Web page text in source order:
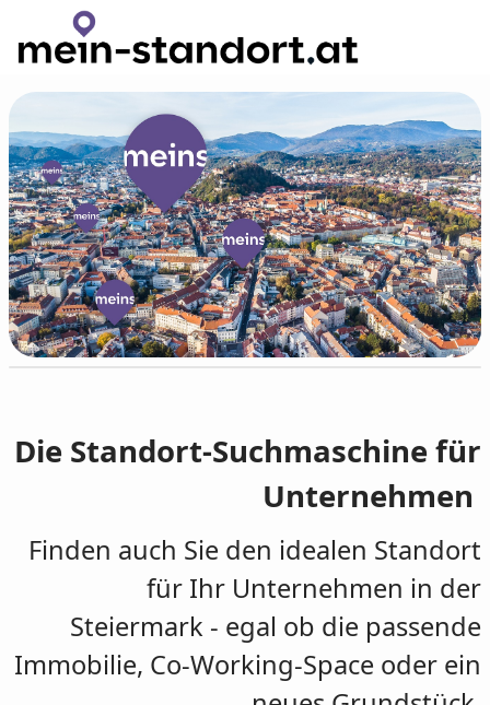
Zum Hauptinhalt wechseln
Die Standort-Suchmaschine für
Unternehmen
Finden auch Sie den idealen Standort
für Ihr Unternehmen in der
Steiermark - egal ob die passende
Immobilie, Co-Working-Space oder ein